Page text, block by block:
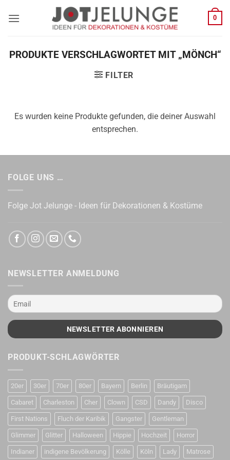
Inhalt
0
PRODUKTE VERSCHLAGWORTET MIT „MÖNCH“
FILTER
Es wurden keine Produkte gefunden, die deiner Auswahl
entsprechen.
FOLGE UNS …
Folge Jot Jelunge - Ideen für Dekorationen & Kostüme
NEWSLETTER ANMELDUNG
PRODUKT-SCHLAGWÖRTER
20er 30er 70er 80er Bayern Berlin Bräutigam
Cabaret Charleston Cher Clown CSD Dandy Disco
First Nations Fluch der Karibik Gangster Gentleman
Glimmer Glitter Halloween Hippie Hochzeit Horror
Indianer indigene Bevölkerung Kölle Köln Lady Matrose